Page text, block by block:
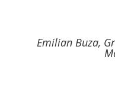
Emilian Buza,